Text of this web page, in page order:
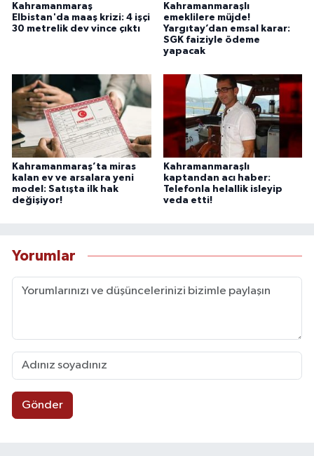
Kahramanmaraş
Elbistan'da maaş krizi: 4 işçi
30 metrelik dev vince çıktı
Kahramanmaraşlı
emeklilere müjde!
Yargıtay’dan emsal karar:
SGK faiziyle ödeme
yapacak
Kahramanmaraş’ta miras
kalan ev ve arsalara yeni
model: Satışta ilk hak
değişiyor!
Kahramanmaraşlı
kaptandan acı haber:
Telefonla helallik isleyip
veda etti!
Yorumlar
Gönder